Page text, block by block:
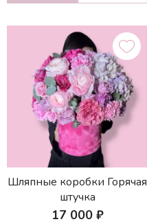
Шляпные коробки Горячая
штучка
17 000₽